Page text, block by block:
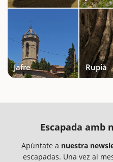
Jafre Rupià
Escapada amb
Apúntate a nuestra
escapadas. Una vez al